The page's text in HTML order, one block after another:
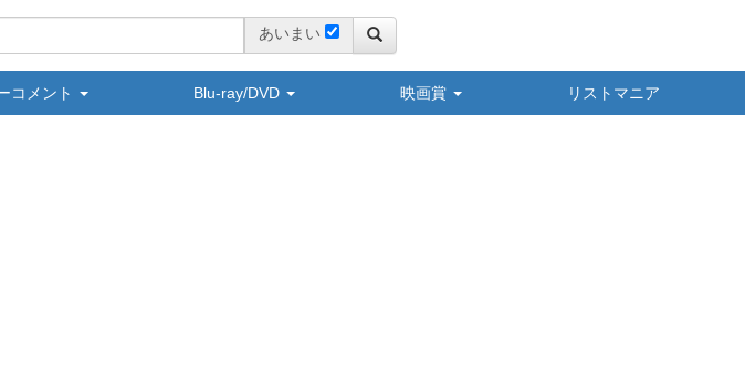
あいまい
コメント Blu-ray/DVD 映画賞 リストマニア